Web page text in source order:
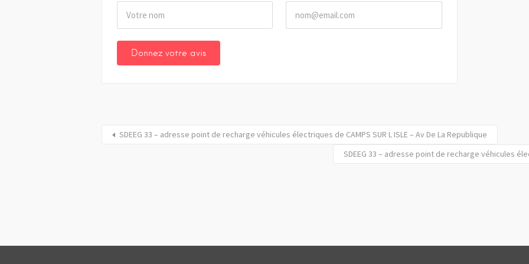
SDEEG 33 – adresse point de recharge véhicules électriques de CAMPS SUR L ISLE – Av De La Republique
SDEEG 33 – adresse point de recharge véhicules